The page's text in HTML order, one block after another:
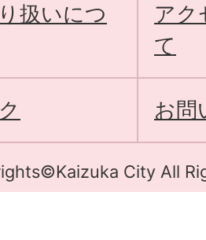
扱いにつ
アク
て
お問
City All